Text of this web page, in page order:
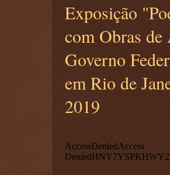
Exposição
com Obras
Governo
em Rio de
2019